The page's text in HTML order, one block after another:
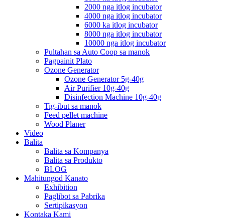
2000 nga itlog incubator
4000 nga itlog incubator
6000 ka itlog incubator
8000 nga itlog incubator
10000 nga itlog incubator
Pultahan sa Auto Coop sa manok
Pagpainit Plato
Ozone Generator
Ozone Generator 5g-40g
Air Purifier 10g-40g
Disinfection Machine 10g-40g
Tig-ibut sa manok
Feed pellet machine
Wood Planer
Video
Balita
Balita sa Kompanya
Balita sa Produkto
BLOG
Mahitungod Kanato
Exhibition
Paglibot sa Pabrika
Sertipikasyon
Kontaka Kami